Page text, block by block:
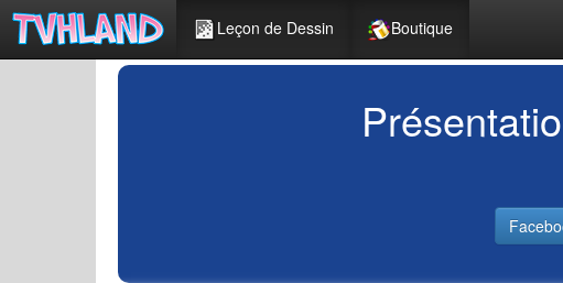
Leçon de Dessin Boutique